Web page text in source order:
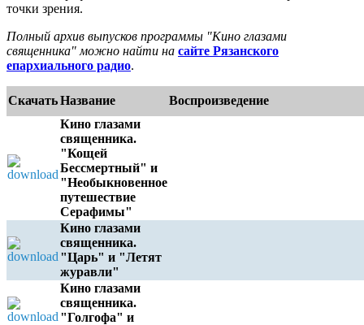
точки зрения.
Полный архив выпусков программы "Кино глазами
священника" можно найти на сайте Рязанского
епархиального радио.
СкачатьНазвание
Воспроизведение
Кино глазами
священника.
"Кощей
Бессмертный" и
"Необыкновенное
путешествие
Серафимы"
Кино глазами
священника.
"Царь" и "Летят
журавли"
Кино глазами
священника.
"Голгофа" и